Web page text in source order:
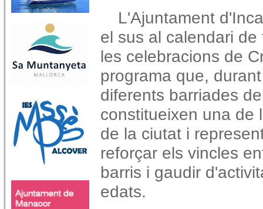
L'Ajuntament
el sus al calendari
les celebracions de
programa que,
diferents barriades
constitueixen una de
de la ciutat i
reforçar els vincles
barris i gaudir
edats.